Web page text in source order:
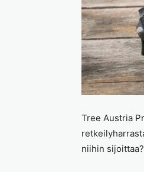
Tree Austria
niihin sijoittaa?